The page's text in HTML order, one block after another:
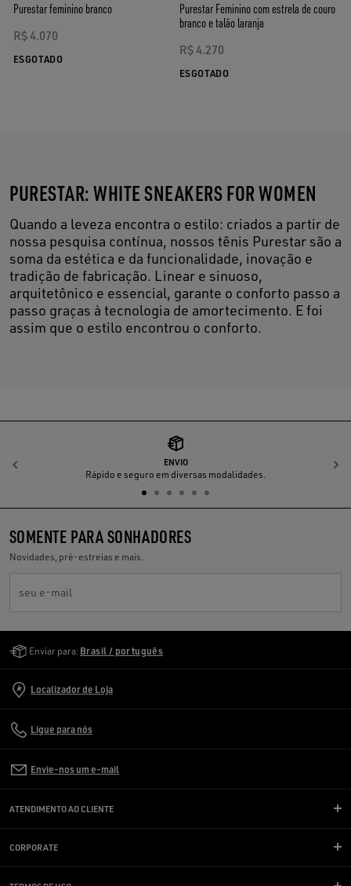
Purestar feminino branco
R$ 4.070
ESGOTADO
Purestar Feminino com estrela de couro
branco e talão laranja
R$ 4.270
ESGOTADO
PURESTAR: WHITE SNEAKERS FOR WOMEN
Quando a leveza encontra o estilo: criados a partir de
nossa pesquisa contínua, nossos tênis Purestar são a
soma da estética e da funcionalidade, inovação e
tradição de fabricação. Linear e sinuoso,
arquitetônico e essencial, garante o conforto passo a
passo graças à tecnologia de amortecimento. E foi
assim que o estilo encontrou o conforto.
ENVIO
Rápido e seguro em diversas modalidades.
Anterior
SOMENTE PARA SONHADORES
Novidades, pré-estreias e mais.
seu e-mail
Enviar para: Brasil / português
Localizador de Loja
Ligue para nós
Envie-nos um e-mail
ATENDIMENTO AO CLIENTE
CORPORATE